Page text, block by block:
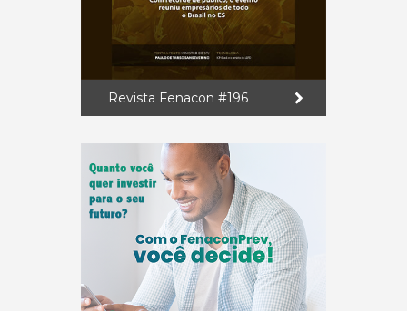
Revista Fenacon #196